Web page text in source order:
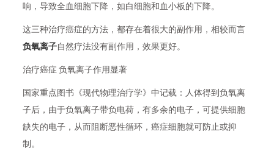
响，导致全血细胞下降，如白细胞和血小板的下降。
这三种治疗癌症的方法，都存在着很大的副作用，相较而言
负氧离子自然疗法没有副作用，效果更好。
治疗癌症 负氧离子作用显著
国家重点图书《现代物理治疗学》中记载：人体得到负氧离
子后，由于负氧离子带负电荷，有多余的电子，可提供细胞
缺失的电子，从而阻断恶性循环，癌症细胞就可防止或抑
制。